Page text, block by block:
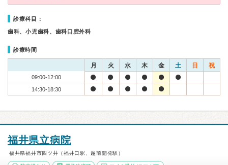
診療科目：
歯科、小児歯科、歯科口腔外科
診療時間
月 火 水 木 金 土 日 祝
09:00-12:00
14:30-18:30
福井県立病院
福井県福井市四ツ井（福井口駅、越前開発駅）